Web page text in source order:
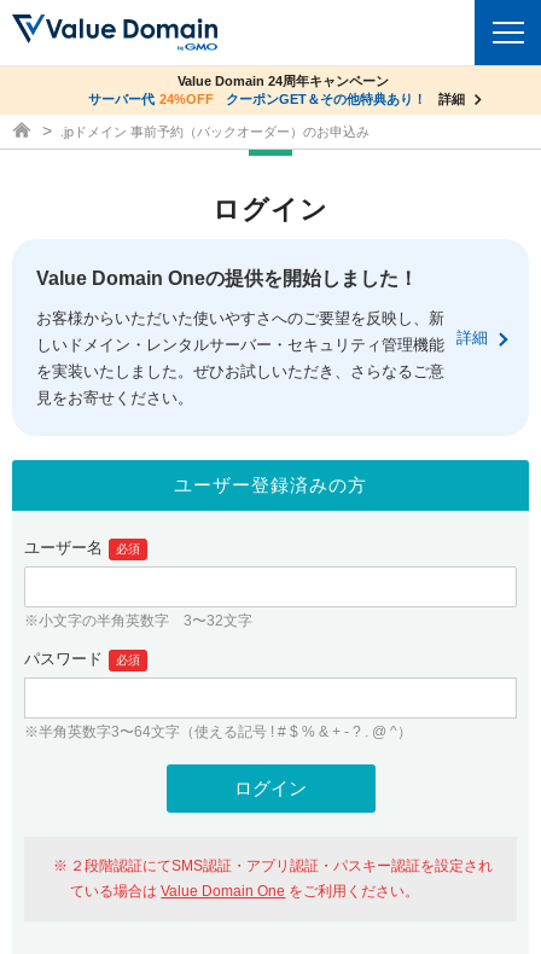
ドメイントップ
ドメイン移管
ドメイン価格一覧
ドメイン一括検索
.jpドメインオークション
gTLDオークション NEW!
.jpドメインバックオーダー
プレミアムドメイン
人気ドメインの種類
WHOIS検索
コアサーバー
バリューサーバー
XREA
セキュリティトップ
Value Domain ネットde診断
SSL証明書
サービストップ
お得意様割引
紹介制度
バリュードメインAPI
ドメイン・ホスティングOEM
facebook
ログイン
従来のバリュードメインをご利用希望の方
Value Domainにログイン
おすすめ One レンタルサーバーを含む最新の機能を使う方
ユーザー登録
co.jpドメイン✕コアサーバーV2ビジネス応援キャンペーン
サーバー料金1年間無料
詳細
Value Domain 24周年キャンペーン
サーバー代 24%OFF クーポンGET＆その他特典あり！ 詳細
ドメイン取得ならバリュードメイン
.jpドメイン 事前予約（バックオーダー）のお申込み
ログイン
Value Domain Oneの提供を開始しました！
お客様からいただいた使いやすさへのご要望を反映し、新
しいドメイン・レンタルサーバー・セキュリティ管理機能
を実装いたしました。ぜひお試しいただき、さらなるご意
見をお寄せください。
詳細
ユーザー登録済みの方
ユーザー名 必須
※小文字の半角英数字 3〜32文字
パスワード 必須
※半角英数字3〜64文字（使える記号 ! # $ % & + - ? . @ ^）
２段階認証にてSMS認証・アプリ認証・パスキー認証を設定され
ている場合はValue Domain One をご利用ください。